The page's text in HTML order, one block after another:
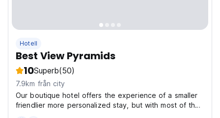
Hotell
Best View Pyramids
10Superb(50)
7.9km från city
Our boutique hotel offers the experience of a smaller
friendlier more personalized stay, but with most of the